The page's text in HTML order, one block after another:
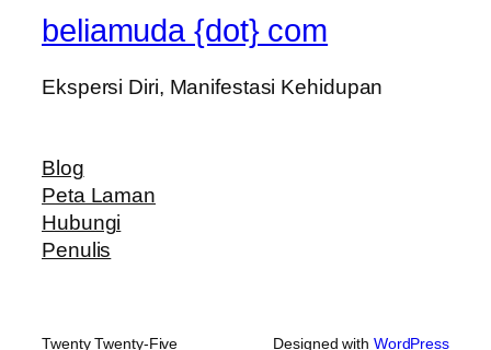
beliamuda {dot} com
Ekspersi Diri, Manifestasi Kehidupan
Blog
Peta Laman
Hubungi
Penulis
Twenty Twenty-Five Designed with WordPress